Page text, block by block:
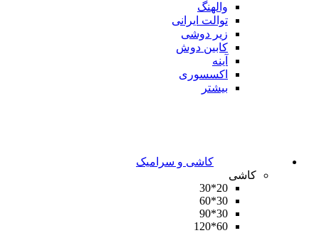
والهنگ
توالت ایرانی
زیر دوشی
کابین دوش
آینه
اکسسوری
بیشتر
کاشی و سرامیک
کاشی
20*30
30*60
30*90
60*120